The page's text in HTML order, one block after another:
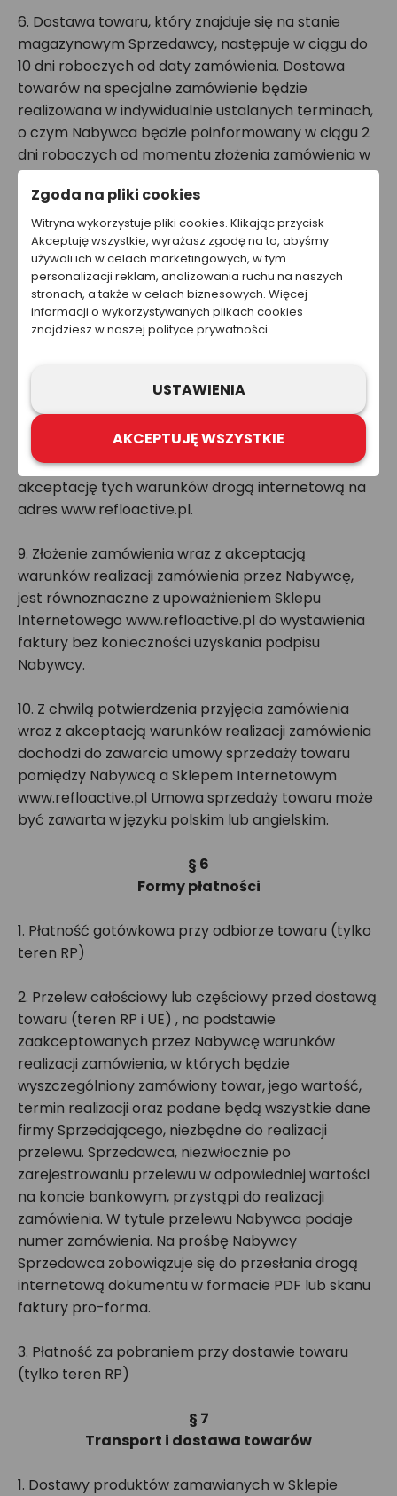
6. Dostawa towaru, który znajduje się na stanie
magazynowym Sprzedawcy, następuje w ciągu do
10 dni roboczych od daty zamówienia. Dostawa
towarów na specjalne zamówienie będzie
realizowana w indywidualnie ustalanych terminach,
o czym Nabywca będzie poinformowany w ciągu 2
dni roboczych od momentu złożenia zamówienia w
ramach warunków realizacji zamówienia.
7. W przypadku złożenia przez Nabywcę
zamówienia na towary nietypowe lub o wysokiej
wartości, Sprzedawca może, w procesie
potwierdzenia zamówienia, zażądać wpłaty zaliczki
na poczet realizacji zamówienia lub przedpłaty
pełnej wartości zamówienia, co będzie zaznaczone
będzie udokumentowana fakturą VAT, wystawioną
8. Po przedstawieniu warunków realizacji
zamówienia przez Sprzedawcę, Nabywca przesyła
akceptację tych warunków drogą internetową na
adres www.refloactive.pl.
9. Złożenie zamówienia wraz z akceptacją
warunków realizacji zamówienia przez Nabywcę,
jest równoznaczne z upoważnieniem Sklepu
Internetowego www.refloactive.pl do wystawienia
faktury bez konieczności uzyskania podpisu
Nabywcy.
10. Z chwilą potwierdzenia przyjęcia zamówienia
wraz z akceptacją warunków realizacji zamówienia
dochodzi do zawarcia umowy sprzedaży towaru
pomiędzy Nabywcą a Sklepem Internetowym
www.refloactive.pl Umowa sprzedaży towaru może
być zawarta w języku polskim lub angielskim.
§ 6
Formy płatności
1. Płatność gotówkowa przy odbiorze towaru (tylko
teren RP)
2. Przelew całościowy lub częściowy przed dostawą
towaru (teren RP i UE) , na podstawie
zaakceptowanych przez Nabywcę warunków
realizacji zamówienia, w których będzie
wyszczególniony zamówiony towar, jego wartość,
termin realizacji oraz podane będą wszystkie dane
firmy Sprzedającego, niezbędne do realizacji
przelewu. Sprzedawca, niezwłocznie po
zarejestrowaniu przelewu w odpowiedniej wartości
na koncie bankowym, przystąpi do realizacji
zamówienia. W tytule przelewu Nabywca podaje
numer zamówienia. Na prośbę Nabywcy
Sprzedawca zobowiązuje się do przesłania drogą
internetową dokumentu w formacie PDF lub skanu
faktury pro-forma.
3. Płatność za pobraniem przy dostawie towaru
(tylko teren RP)
§ 7
Transport i dostawa towarów
1. Dostawy produktów zamawianych w Sklepie
Zgoda na pliki cookies
Witryna wykorzystuje pliki cookies. Klikając przycisk
Akceptuję wszystkie, wyrażasz zgodę na to, abyśmy
używali ich w celach marketingowych, w tym
personalizacji reklam, analizowania ruchu na naszych
stronach, a także w celach biznesowych. Więcej
informacji o wykorzystywanych plikach cookies
znajdziesz w naszej polityce prywatności.
USTAWIENIA
AKCEPTUJĘ WSZYSTKIE